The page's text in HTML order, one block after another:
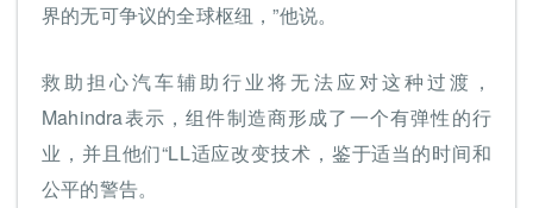
界的无可争议的全球枢纽，”他说。
救助担心汽车辅助行业将无法应对这种过渡，
Mahindra表示，组件制造商形成了一个有弹性的行
业，并且他们“LL适应改变技术，鉴于适当的时间和
公平的警告。